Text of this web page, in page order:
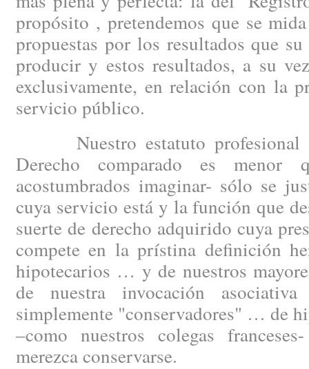
propósito , pretendemos que se
propuestas por los resultados que
producir y estos resultados, a su
exclusivamente, en relación con la
servicio público.
Nuestro estatuto profesional
Derecho comparado es menor
acostumbrados imaginar- sólo se
cuya servicio está y la función que
suerte de derecho adquirido cuya
compete en la prístina definición
hipotecarios … y de nuestros
de nuestra invocación
simplemente "conservadores" … de
–como nuestros colegas
merezca conservarse.